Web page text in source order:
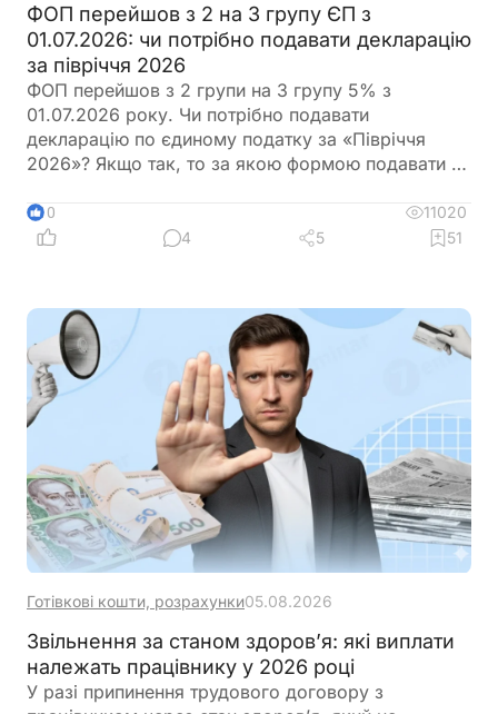
ФОП перейшов з 2 на 3 групу ЄП з
01.07.2026: чи потрібно подавати декларацію
за півріччя 2026
ФОП перейшов з 2 групи на 3 групу 5% з
01.07.2026 року. Чи потрібно подавати
декларацію по єдиному податку за «Півріччя
2026»? Якщо так, то за якою формою подавати та
10
11020
4
5 51
Готівкові кошти, розрахунки05.08.2026
Звільнення за станом здоров’я: які виплати
належать працівнику у 2026 році
У разі припинення трудового договору з